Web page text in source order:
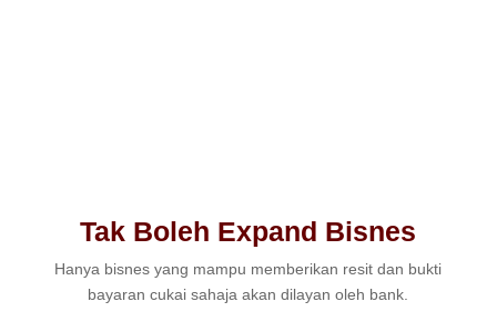
Tak Boleh Expand Bisnes
Hanya bisnes yang mampu memberikan resit dan bukti
bayaran cukai sahaja akan dilayan oleh bank.